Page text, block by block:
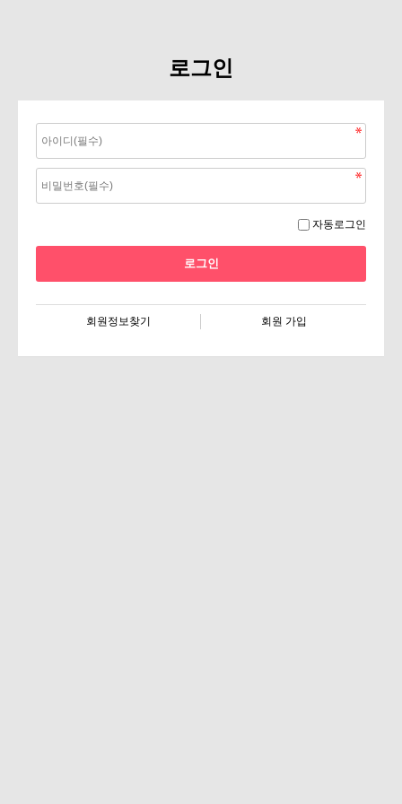
로그인
자동로그인
회원정보찾기 회원 가입